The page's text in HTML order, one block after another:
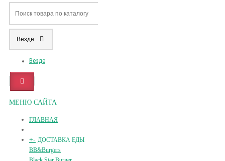
Везде
Везде
МЕНЮ САЙТА
ГЛАВНАЯ
+- ДОСТАВКА ЕДЫ
BB&Burgers